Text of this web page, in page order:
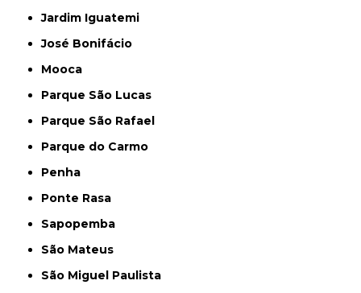
Jardim Iguatemi
José Bonifácio
Mooca
Parque São Lucas
Parque São Rafael
Parque do Carmo
Penha
Ponte Rasa
Sapopemba
São Mateus
São Miguel Paulista